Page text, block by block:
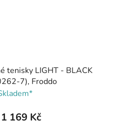
tenisky LIGHT - BLACK
7), Froddo
1 169 Kč